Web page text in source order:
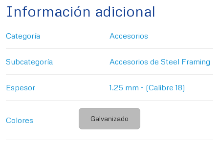
Información adicional
Categoría Accesorios
Subcategoría Accesorios de Steel Framing
Espesor 1.25 mm - (Calibre 18)
Colores Galvanizado